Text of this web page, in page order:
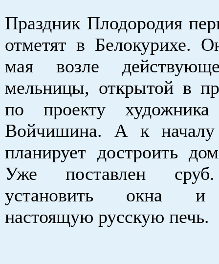
Праздник Плодородия
отметят в Белокурихе.
мая возле
мельницы, открытой в
по проекту
Войчишина. А к началу
планирует достроить
Уже поставлен
установить окна и
настоящую русскую печь.